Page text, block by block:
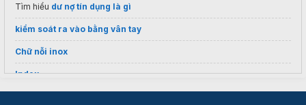
Tìm hiểu dư nợ tín dụng là gì
kiểm soát ra vào bằng vân tay
Chữ nỗi inox
Index